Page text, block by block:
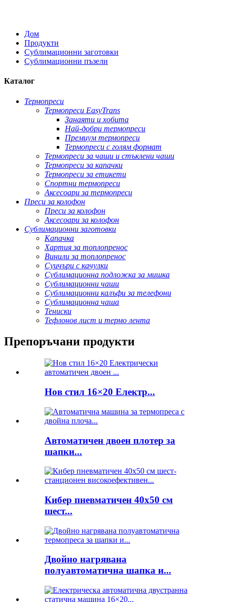
Дом
Продукти
Сублимационни заготовки
Сублимационни пъзели
Каталог
Термопреси
Термопреси EasyTrans
Занаяти и хобита
Най-добри термопреси
Премиум термопреси
Термопреси с голям формат
Термопреси за чаши и стъклени чаши
Термопреси за капачки
Термопреси за етикети
Спортни термопреси
Аксесоари за термопреси
Преси за колофон
Преси за колофон
Аксесоари за колофон
Сублимационни заготовки
Капачка
Хартия за топлопренос
Винили за топлопренос
Суичъри с качулки
Сублимационна подложка за мишка
Сублимационни чаши
Сублимационни калъфи за телефони
Сублимационна чаша
Тениски
Тефлонов лист и термо лента
Препоръчани продукти
Нов стил 16×20 Електр...
Автоматичен двоен плотер за
шапки...
Кибер пневматичен 40x50 см
шест...
Двойно нагрявана
полуавтоматична шапка и...